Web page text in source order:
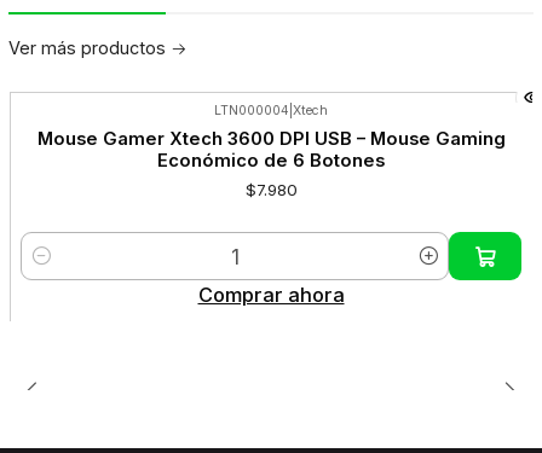
Ver más productos
LTN000004 Xtech
Mouse Gamer Xtech 3600 DPI USB – Mouse Gaming
Económico de 6 Botones
$7.980
Cantidad
Comprar ahora